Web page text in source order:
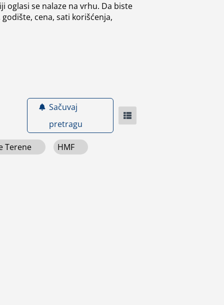
oglasi se nalaze na vrhu. Da biste
cena, sati korišćenja,
Sačuvaj
pretragu
Terene HMF